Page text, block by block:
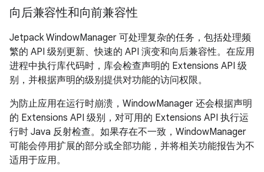
向后兼容性和向前兼容性
Jetpack WindowManager 可处理复杂的任务，包括处理频
繁的 API 级别更新、快速的 API 演变和向后兼容性。在应用
进程中执行库代码时，库会检查声明的 Extensions API 级
别，并根据声明的级别提供对功能的访问权限。
为防止应用在运行时崩溃，WindowManager 还会根据声明
的 Extensions API 级别，对可用的 Extensions API 执行运
行时 Java 反射检查。如果存在不一致，WindowManager
可能会停用扩展的部分或全部功能，并将相关功能报告为不
适用于应用。